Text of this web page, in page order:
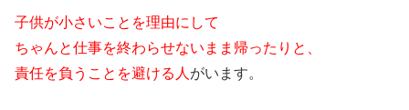
子供が小さいことを理由にして
ちゃんと仕事を終わらせないまま帰ったりと、
責任を負うことを避ける人 がいます。